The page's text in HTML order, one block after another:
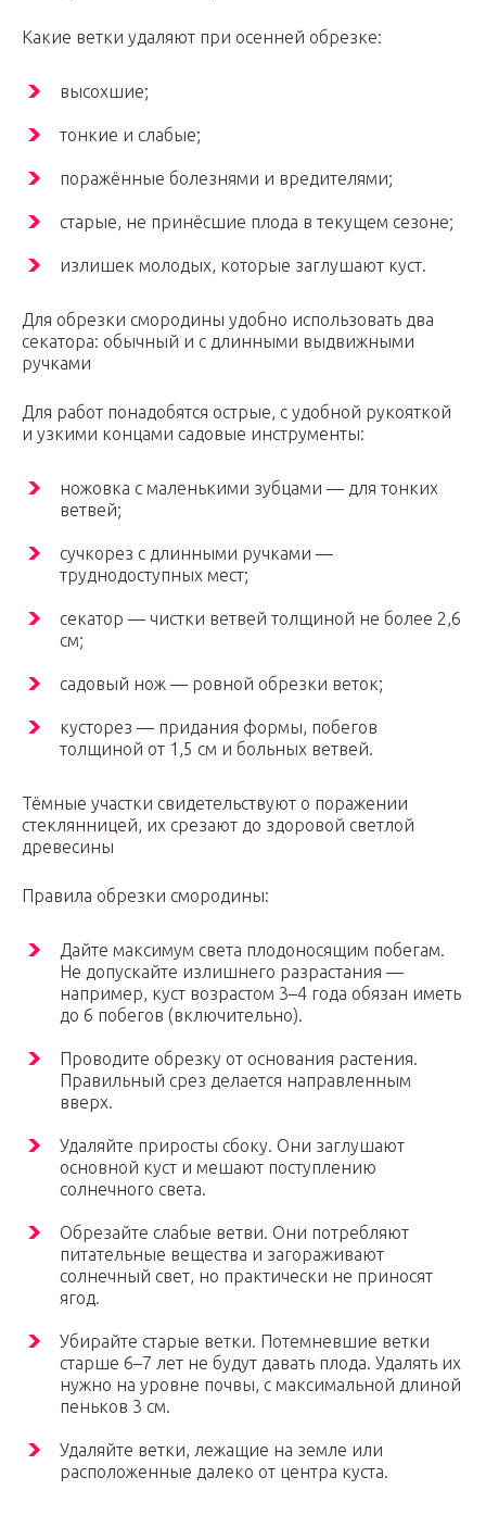
Какие ветки удаляют при осенней обрезке:
высохшие;
тонкие и слабые;
поражённые болезнями и вредителями;
старые, не принёсшие плода в текущем сезоне;
излишек молодых, которые заглушают куст.
Для обрезки смородины удобно использовать два
секатора: обычный и с длинными выдвижными
ручками
Для работ понадобятся острые, с удобной рукояткой
и узкими концами садовые инструменты:
ножовка с маленькими зубцами — для тонких
ветвей;
сучкорез с длинными ручками —
труднодоступных мест;
секатор — чистки ветвей толщиной не более 2,6
см;
садовый нож — ровной обрезки веток;
кусторез — придания формы, побегов
толщиной от 1,5 см и больных ветвей.
Тёмные участки свидетельствуют о поражении
стеклянницей, их срезают до здоровой светлой
древесины
Правила обрезки смородины:
Дайте максимум света плодоносящим побегам.
Не допускайте излишнего разрастания —
например, куст возрастом 3–4 года обязан иметь
до 6 побегов (включительно).
Проводите обрезку от основания растения.
Правильный срез делается направленным
вверх.
Удаляйте приросты сбоку. Они заглушают
основной куст и мешают поступлению
солнечного света.
Обрезайте слабые ветви. Они потребляют
питательные вещества и загораживают
солнечный свет, но практически не приносят
ягод.
Убирайте старые ветки. Потемневшие ветки
старше 6–7 лет не будут давать плода. Удалять их
нужно на уровне почвы, с максимальной длиной
пеньков 3 см.
Удаляйте ветки, лежащие на земле или
расположенные далеко от центра куста.